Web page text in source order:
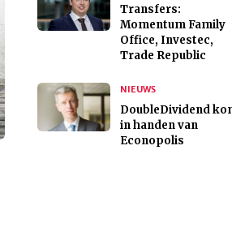
Transfers:
Momentum Family
Office, Investec,
Trade Republic
NIEUWS
DoubleDividend
in handen van
Econopolis